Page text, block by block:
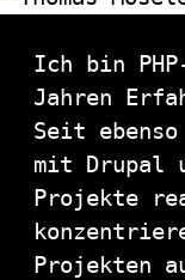
Ich bin
Jahren
Seit
mit Drupal
Projekte
Projekten